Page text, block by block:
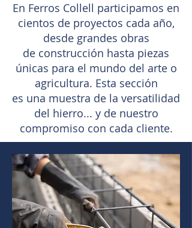
En Ferros Collell participamos en
cientos de proyectos cada año,
desde grandes obras
de construcción hasta piezas
únicas para el mundo del arte o
agricultura. Esta sección
es una muestra de la versatilidad
del hierro... y de nuestro
compromiso con cada cliente.